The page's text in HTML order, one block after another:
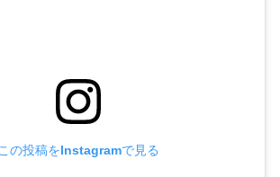
の投稿をInstagramで見る